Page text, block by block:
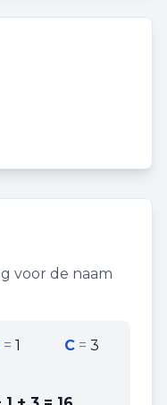
voor de naam
= 1 C= 3